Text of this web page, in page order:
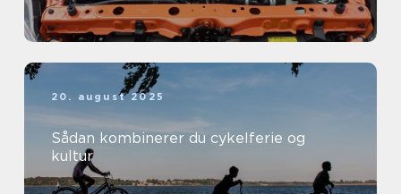
20. august 2025
Sådan kombinerer du cykelferie og
kultur